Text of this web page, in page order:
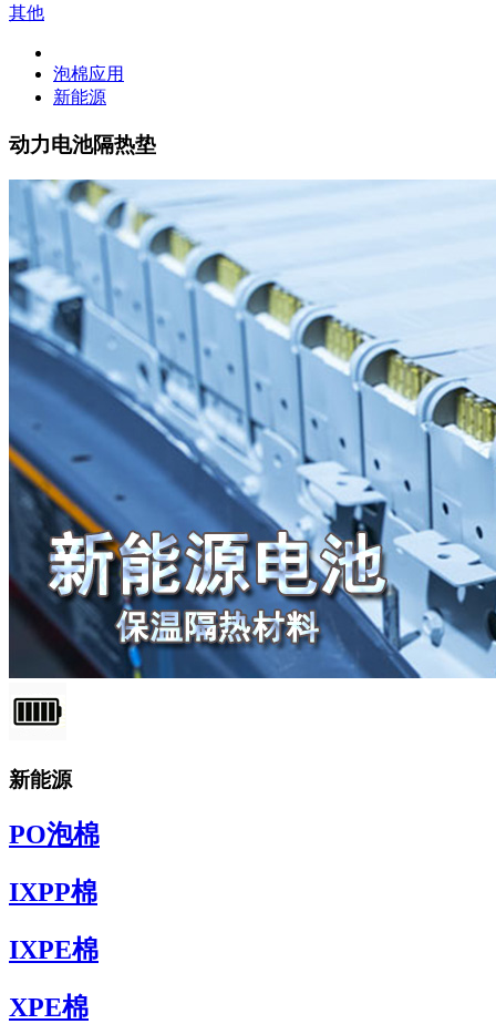
其他
泡棉应用
新能源
动力电池隔热垫
新能源
PO泡棉
IXPP棉
IXPE棉
XPE棉